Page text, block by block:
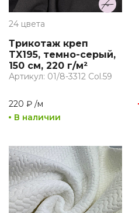
24 цвета
Трикотаж креп
TX195, темно-серый,
150 см, 220 г/м²
Артикул: 01/8-3312 Col.59
220 ₽ /м
В наличии